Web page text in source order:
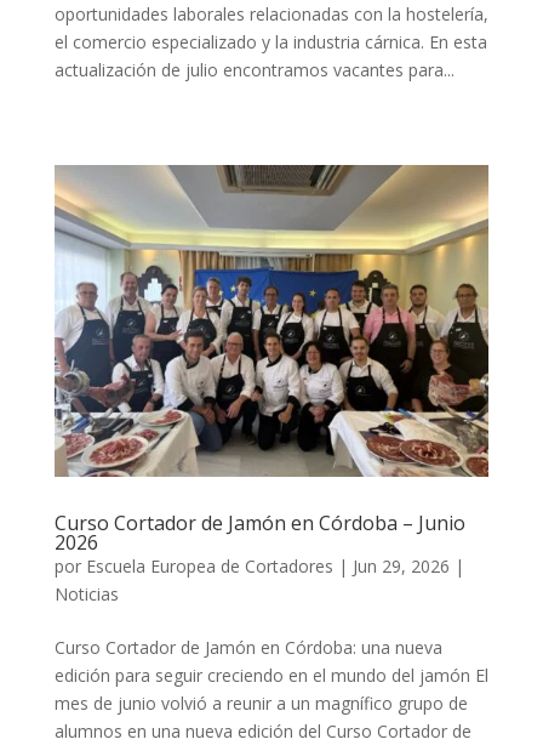
oportunidades laborales relacionadas con la hostelería,
el comercio especializado y la industria cárnica. En esta
actualización de julio encontramos vacantes para...
Curso Cortador de Jamón en Córdoba – Junio
2026
por Escuela Europea de Cortadores | Jun 29, 2026 |
Noticias
Curso Cortador de Jamón en Córdoba: una nueva
edición para seguir creciendo en el mundo del jamón El
mes de junio volvió a reunir a un magnífico grupo de
alumnos en una nueva edición del Curso Cortador de